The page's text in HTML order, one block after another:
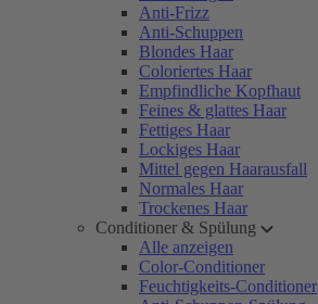
Anti-Frizz
Anti-Schuppen
Blondes Haar
Coloriertes Haar
Empfindliche Kopfhaut
Feines & glattes Haar
Fettiges Haar
Lockiges Haar
Mittel gegen Haarausfall
Normales Haar
Trockenes Haar
Conditioner & Spülung
Alle anzeigen
Color-Conditioner
Feuchtigkeits-Conditioner